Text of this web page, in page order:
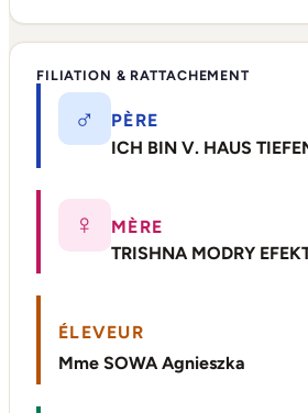
FILIATION & RATTACHEMENT
♂
PÈRE
ICH BIN V. HAUS
♀
MÈRE
TRISHNA MODRY
ÉLEVEUR
Mme SOWA Agnieszka